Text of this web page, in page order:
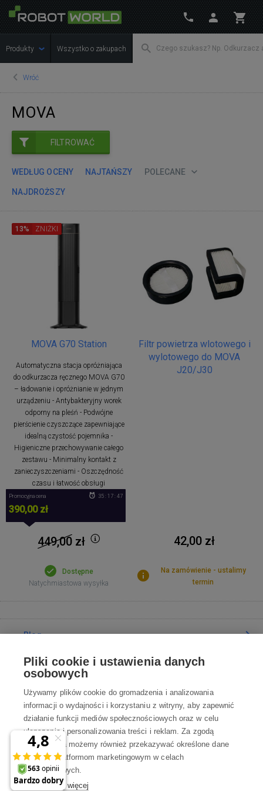
Produkty Wszystko o zakupach
Wróć
MOVA
FILTROWAĆ
WEDŁUG OCENY NAJTAŃSZY POLECANE
NAJDROŻSZY
MOVA G70 Station
Automatyczna stacja opróżniająca
do odkurzacza ręcznego MOVA G70
– ładowanie i opróżnianie w jednym
urządzeniu - Antybakteryjny worek
odporny na pleśń - Podwójne
pierścienie czyszczące zapewniające
idealną czystość pojemnika -
Higieniczne przechowywanie całego
zestawu - Minimalny kontakt z
zanieczyszczeniami - Oszczędność
czasu i łatwość obsługi
13% ZNIŻKI
Promocyjna cena
390,00 zł
35 : 17 : 47
449,00zł
Dostępne
Natychmiastowa wysyłka
Filtr powietrza wlotowego i
wylotowego do MOVA
J20/J30
42,00 zł
Na zamówienie - ustalimy
termin
Blog
Poradnia
Wszystko o zakupach
Kontakt
Skontaktuj się z Nami
Pliki cookie i ustawienia danych
osobowych
Używamy plików cookie do gromadzenia i analizowania
informacji o wydajności i korzystaniu z witryny, aby zapewnić
działanie funkcji mediów społecznościowych oraz w celu
ulepszania i personalizowania treści i reklam. Za zgodą
użytkownika możemy również przekazywać określone dane
osobowe platformom marketingowym w celach
marketingowych.
Dowiedz się więcej